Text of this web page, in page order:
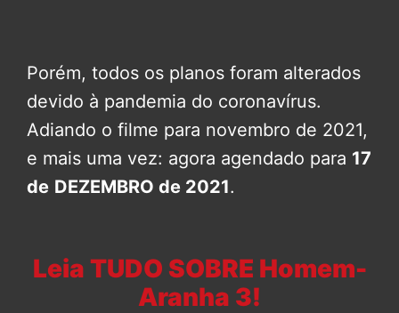
Porém, todos os planos foram alterados
devido à pandemia do coronavírus.
Adiando o filme para novembro de 2021,
e mais uma vez: agora agendado para 17
de DEZEMBRO de 2021.
Leia TUDO SOBRE Homem-
Aranha 3!